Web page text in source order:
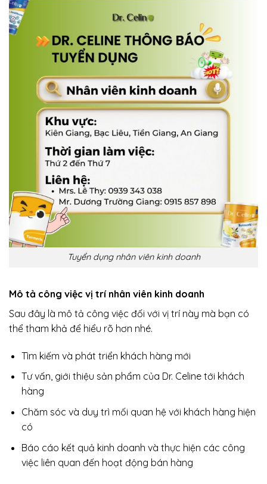
Tuyển dụng nhân viên kinh doanh
Mô tả công việc vị trí nhân viên kinh doanh
Sau đây là mô tả công việc đối với vị trí này mà bạn có
thể tham khả để hiểu rõ hơn nhé.
Tìm kiếm và phát triển khách hàng mới
Tư vấn, giới thiệu sản phẩm của Dr. Celine tới khách
hàng
Chăm sóc và duy trì mối quan hệ với khách hàng hiện
có
Báo cáo kết quả kinh doanh và thực hiện các công
việc liên quan đến hoạt động bán hàng